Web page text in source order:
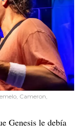
Cameron,
Genesis le debía